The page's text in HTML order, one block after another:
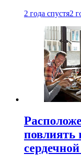
2 года спустя2
повлиять